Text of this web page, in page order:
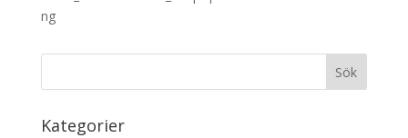
Kategorier